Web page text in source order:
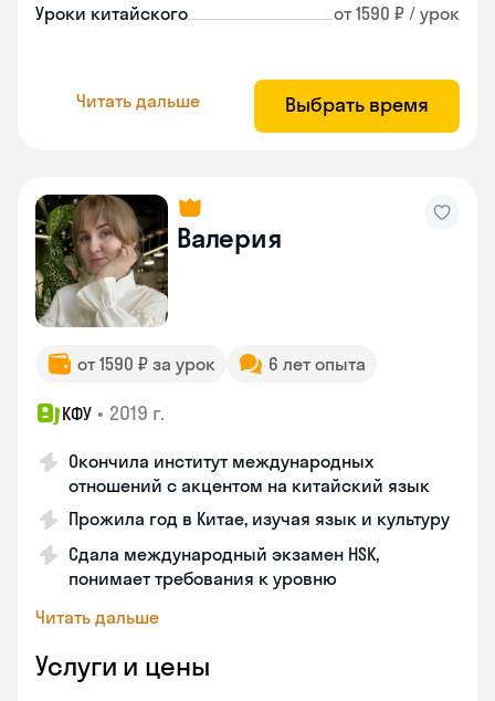
Уроки китайского от 1590 ₽ / урок
Читать дальше Выбрать время
Валерия
от 1590 ₽ за урок 6 лет опыта
КФУ • 2019 г.
Окончила институт международных
отношений с акцентом на китайский язык
Прожила год в Китае, изучая язык и культуру
Сдала международный экзамен HSK,
понимает требования к уровню
Читать дальше
Услуги и цены